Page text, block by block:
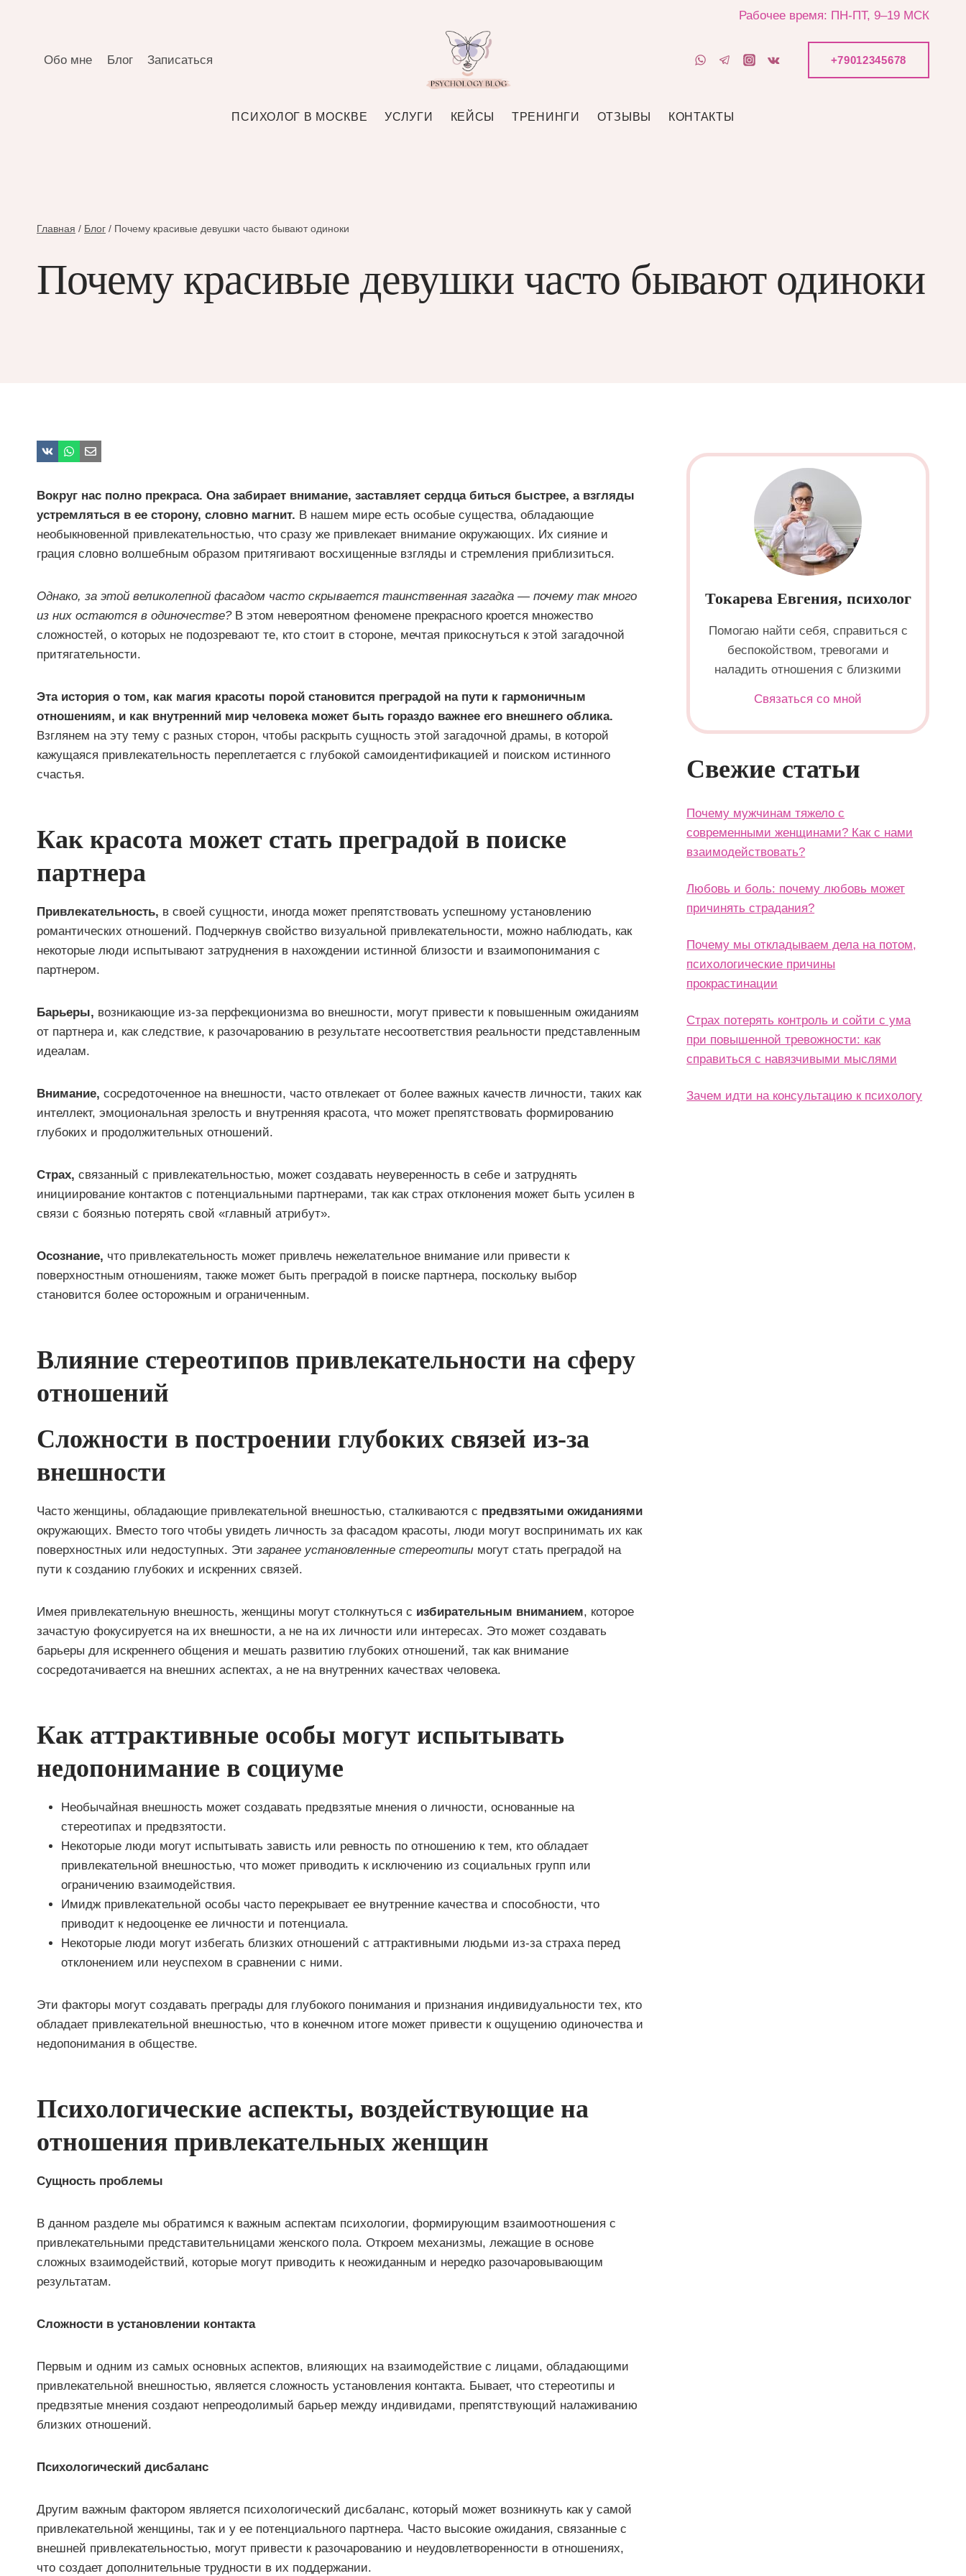
Рабочее время: ПН-ПТ, 9–19 МСК
Обо мне Блог Записаться +79012345678
ПСИХОЛОГ В МОСКВЕ УСЛУГИ КЕЙСЫ ТРЕНИНГИ ОТЗЫВЫ КОНТАКТЫ
Главная / Блог / Почему красивые девушки часто бывают одиноки
Почему красивые девушки часто бывают одиноки
Вокруг нас полно прекраса. Она забирает внимание, заставляет сердца биться быстрее, а взгляды
устремляться в ее сторону, словно магнит. В нашем мире есть особые существа, обладающие
необыкновенной привлекательностью, что сразу же привлекает внимание окружающих. Их сияние и
грация словно волшебным образом притягивают восхищенные взгляды и стремления приблизиться.
Однако, за этой великолепной фасадом часто скрывается таинственная загадка — почему так много
из них остаются в одиночестве?В этом невероятном феномене прекрасного кроется множество
сложностей, о которых не подозревают те, кто стоит в стороне, мечтая прикоснуться к этой загадочной
притягательности.
Эта история о том, как магия красоты порой становится преградой на пути к гармоничным
отношениям, и как внутренний мир человека может быть гораздо важнее его внешнего облика.
Взглянем на эту тему с разных сторон, чтобы раскрыть сущность этой загадочной драмы, в которой
кажущаяся привлекательность переплетается с глубокой самоидентификацией и поиском истинного
счастья.
Как красота может стать преградой в поиске
партнера
Привлекательность, в своей сущности, иногда может препятствовать успешному установлению
романтических отношений. Подчеркнув свойство визуальной привлекательности, можно наблюдать, как
некоторые люди испытывают затруднения в нахождении истинной близости и взаимопонимания с
партнером.
Барьеры, возникающие из-за перфекционизма во внешности, могут привести к повышенным ожиданиям
от партнера и, как следствие, к разочарованию в результате несоответствия реальности представленным
идеалам.
Внимание, сосредоточенное на внешности, часто отвлекает от более важных качеств личности, таких как
интеллект, эмоциональная зрелость и внутренняя красота, что может препятствовать формированию
глубоких и продолжительных отношений.
Страх, связанный с привлекательностью, может создавать неуверенность в себе и затруднять
инициирование контактов с потенциальными партнерами, так как страх отклонения может быть усилен в
связи с боязнью потерять свой «главный атрибут».
Осознание, что привлекательность может привлечь нежелательное внимание или привести к
поверхностным отношениям, также может быть преградой в поиске партнера, поскольку выбор
становится более осторожным и ограниченным.
Влияние стереотипов привлекательности на сферу
отношений
Сложности в построении глубоких связей из-за
внешности
Часто женщины, обладающие привлекательной внешностью, сталкиваются с предвзятыми ожиданиями
окружающих. Вместо того чтобы увидеть личность за фасадом красоты, люди могут воспринимать их как
поверхностных или недоступных. Эти заранее установленные стереотипы могут стать преградой на
пути к созданию глубоких и искренних связей.
Имея привлекательную внешность, женщины могут столкнуться с избирательным вниманием, которое
зачастую фокусируется на их внешности, а не на их личности или интересах. Это может создавать
барьеры для искреннего общения и мешать развитию глубоких отношений, так как внимание
сосредотачивается на внешних аспектах, а не на внутренних качествах человека.
Как аттрактивные особы могут испытывать
недопонимание в социуме
Необычайная внешность может создавать предвзятые мнения о личности, основанные на
стереотипах и предвзятости.
Некоторые люди могут испытывать зависть или ревность по отношению к тем, кто обладает
привлекательной внешностью, что может приводить к исключению из социальных групп или
ограничению взаимодействия.
Имидж привлекательной особы часто перекрывает ее внутренние качества и способности, что
приводит к недооценке ее личности и потенциала.
Некоторые люди могут избегать близких отношений с аттрактивными людьми из-за страха перед
отклонением или неуспехом в сравнении с ними.
Эти факторы могут создавать преграды для глубокого понимания и признания индивидуальности тех, кто
обладает привлекательной внешностью, что в конечном итоге может привести к ощущению одиночества и
недопонимания в обществе.
Психологические аспекты, воздействующие на
отношения привлекательных женщин
Сущность проблемы
В данном разделе мы обратимся к важным аспектам психологии, формирующим взаимоотношения с
привлекательными представительницами женского пола. Откроем механизмы, лежащие в основе
сложных взаимодействий, которые могут приводить к неожиданным и нередко разочаровывающим
результатам.
Сложности в установлении контакта
Первым и одним из самых основных аспектов, влияющих на взаимодействие с лицами, обладающими
привлекательной внешностью, является сложность установления контакта. Бывает, что стереотипы и
предвзятые мнения создают непреодолимый барьер между индивидами, препятствующий налаживанию
близких отношений.
Психологический дисбаланс
Другим важным фактором является психологический дисбаланс, который может возникнуть как у самой
привлекательной женщины, так и у ее потенциального партнера. Часто высокие ожидания, связанные с
внешней привлекательностью, могут привести к разочарованию и неудовлетворенности в отношениях,
что создает дополнительные трудности в их поддержании.
Токарева Евгения, психолог
Помогаю найти себя, справиться с
беспокойством, тревогами и
наладить отношения с близкими
Связаться со мной
Свежие статьи
Почему мужчинам тяжело с
современными женщинами? Как с нами
взаимодействовать?
Любовь и боль: почему любовь может
причинять страдания?
Почему мы откладываем дела на потом,
психологические причины
прокрастинации
Страх потерять контроль и сойти с ума
при повышенной тревожности: как
справиться с навязчивыми мыслями
Зачем идти на консультацию к психологу